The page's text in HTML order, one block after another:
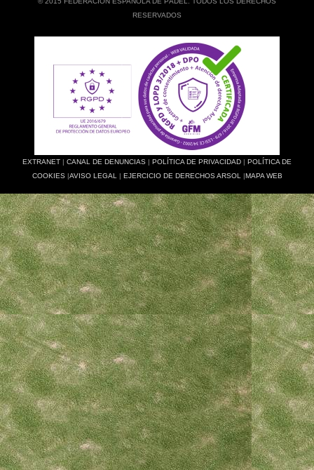
RESERVADOS
EXTRANET | CANAL DE DENUNCIAS | POLÍTICA DE PRIVACIDAD | POLÍTICA DE
COOKIES|AVISO LEGAL | EJERCICIO DE DERECHOS ARSOL |MAPA WEB